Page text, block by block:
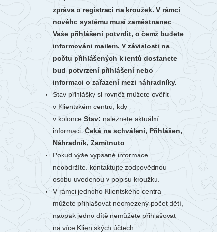
zpráva o registraci na kroužek. V rámci
nového systému musí zaměstnanec
Vaše přihlášení potvrdit, o čemž budete
informováni mailem. V závislosti na
počtu přihlášených klientů dostanete
buď potvrzení přihlášení nebo
informaci o zařazení mezi náhradníky.
Stav přihlášky si rovněž můžete ověřit
v Klientském centru, kdy
v kolonce Stav: naleznete aktuální
informaci:Čeká na schválení, Přihlášen,
Náhradník, Zamítnuto
Pokud výše vypsané informace
neobdržíte, kontaktujte zodpovědnou
osobu uvedenou v popisu kroužku.
V rámci jednoho Klientského centra
můžete přihlašovat neomezený počet dětí,
naopak jedno dítě nemůžete přihlašovat
na více Klientských účtech.